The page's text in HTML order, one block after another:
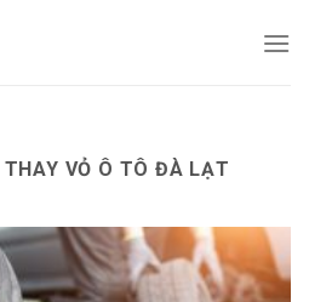
THAY VỎ Ô TÔ ĐÀ LẠT